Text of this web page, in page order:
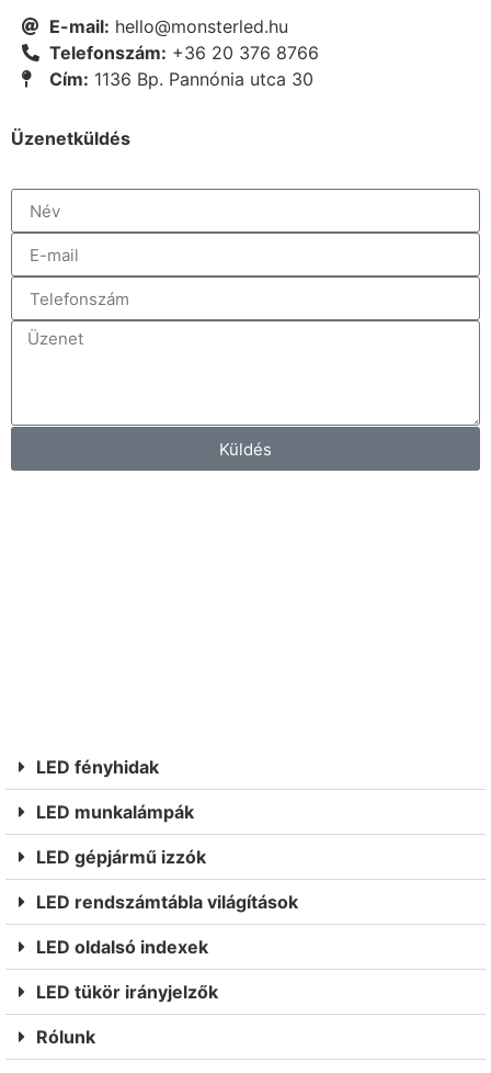
E-mail: hello@monsterled.hu
Telefonszám: +36 20 376 8766
Cím: 1136 Bp. Pannónia utca 30
Üzenetküldés
Küldés
LED fényhidak
LED munkalámpák
LED gépjármű izzók
LED rendszámtábla világítások
LED oldalsó indexek
LED tükör irányjelzők
Rólunk